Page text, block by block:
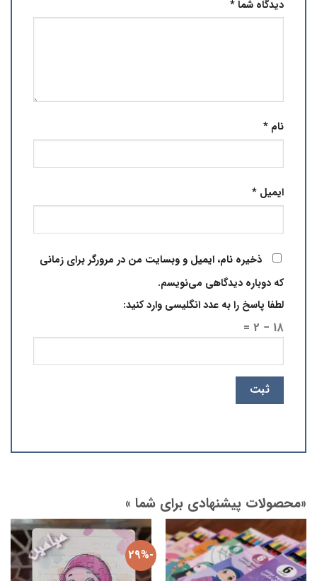
دیدگاه شما*
نام *
ایمیل *
ذخیره نام، ایمیل و وبسایت من در مرورگر برای زمانی
که دوباره دیدگاهی می‌نویسم.
لطفا پاسخ را به عدد انگلیسی وارد کنید:
18 − 2 =
«محصولات پیشنهادی برای شما »
-29%